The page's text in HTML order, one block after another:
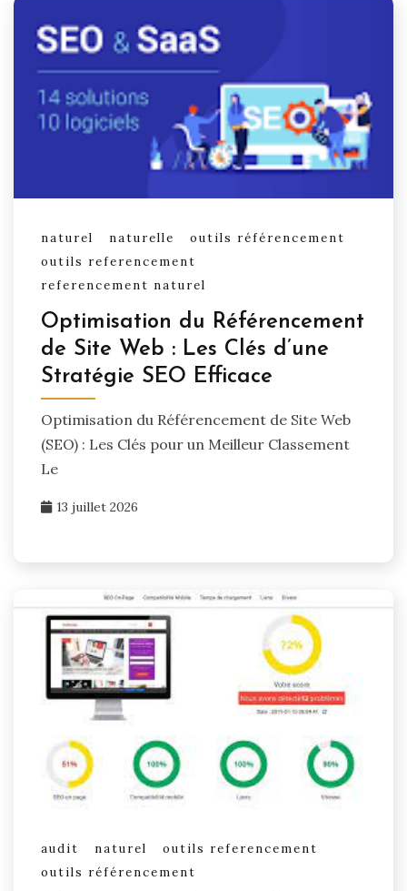
naturel naturelle
outils référencement
outils referencement
referencement naturel
Optimisation du Référencement
de Site Web : Les Clés d’une
Stratégie SEO Efficace
Optimisation du Référencement de Site Web
(SEO) : Les Clés pour un Meilleur Classement
Le
13 juillet 2026
audit naturel
outils referencement
outils référencement